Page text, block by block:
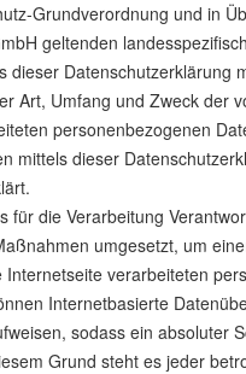
Grundverordnung und in
geltenden
dieser Datenschutzerklärung
Art, Umfang und Zweck der
personenbezogenen
mittels dieser
für die Verarbeitung
umgesetzt, um
verarbeiteten
Internetbasierte
sodass ein absoluter
Grund steht es jeder